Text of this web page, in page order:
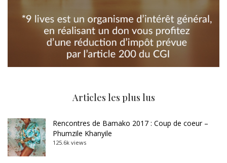
Articles les plus lus
Rencontres de Bamako 2017 : Coup de coeur –
Phumzile Khanyile
125.6k views